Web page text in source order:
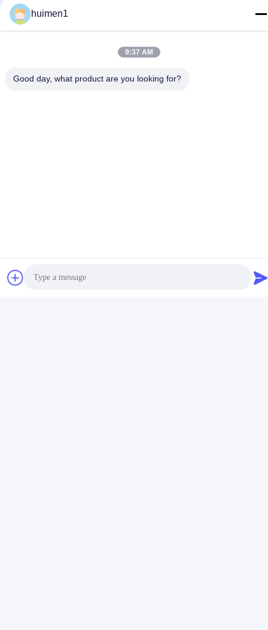
กรุงเทพมหานคร Wingle 6, เพลง, ปลอดภัย, ควอรี่, เปอรี่, C30 / C50 /
SAILOR / FLORID / DEER / STEED / WINGLE / Hover
ผนังใหญ่ Haval H2 SUV กระจกซ้าย OEM 8202100XSZ08A14XXH,
haval h6 ส่วน, haval h5 ส่วน, haval h4 ส่วน, haval h3 ส่วน, haval h2
ครับ
สินค้าที่เกี่ยวข้อง
huimen1
9:37 AM
Good day, what product are you looking for?